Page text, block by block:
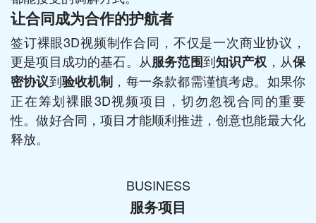
让合同成为合作的护航者
签订裸眼3D视频制作合同，不仅是一次商业协议，
更是项目成功的基石。从服务范围到知识产权 ，从保
密协议到验收机制 ，每一条款都需谨慎考虑。如果你
正在筹划裸眼3D视频项目，切勿忽视合同的重要
性。做好合同，项目才能顺利推进，创意也能最大化
释放。
BUSINESS
服务项目